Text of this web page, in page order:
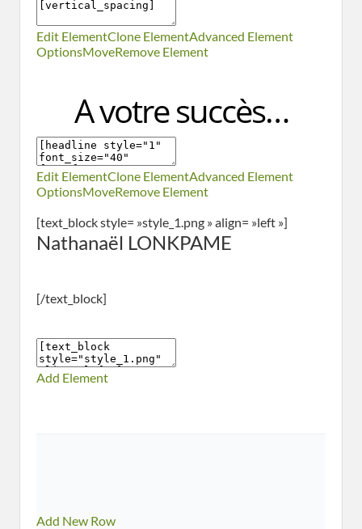
Edit ElementClone ElementAdvanced Element
OptionsMoveRemove Element
A votre succès…
Edit ElementClone ElementAdvanced Element
OptionsMoveRemove Element
[text_block style= »style_1.png » align= »left »]
Nathanaël LONKPAME
[/text_block]
Add Element
Add New Row